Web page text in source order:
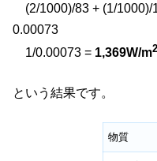
(2/1000)/83 + (1/1000)/
0.00073
1/0.00073 = 1,369W/m2
という結果です。
物質